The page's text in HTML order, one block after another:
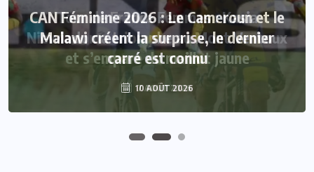
CAN Féminine 2026 : Le Cameroun et le
Malawi créent la surprise, le dernier
carré est connu
10 AOÛT 2026
Tour de France Femmes : Kasia
Niewiadoma triomphe au Mont Ventoux
et s’empare du maillot jaune
7 AOÛT 2026